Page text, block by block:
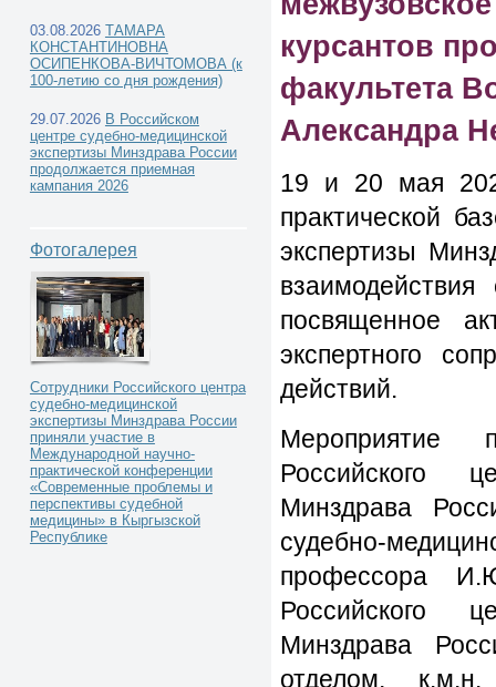
В Российском центре
экспертизы
межвузовское
курсантов
Военного
Невского Минобороны
03.08.2026 ТАМАРА
КОНСТАНТИНОВНА
ОСИПЕНКОВА-ВИЧТОМОВА (к
100-летию со дня рождения)
29.07.2026 В Российском
центре судебно-медицинской
экспертизы Минздрава России
продолжается приемная
кампания 2026
Фотогалерея
Сотрудники Российского центра
судебно-медицинской
экспертизы Минздрава России
приняли участие в
Международной научно-
практической конференции
«Современные проблемы и
перспективы судебной
медицины» в Кыргызской
Республике
курсантов
факультета
Александра
19 и 20 мая
практической
экспертизы
взаимодействия
посвященное
экспертного
действий.
Мероприятие
Российского
Минздрава
судебно-
профессора
Российского
Минздрава
отделом,